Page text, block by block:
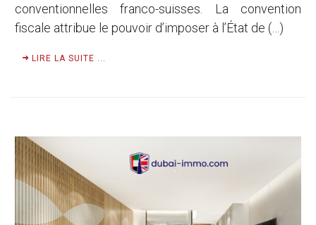
conventionnelles franco-suisses. La convention
fiscale attribue le pouvoir d’imposer à l’État de (…)
LIRE LA SUITE ...